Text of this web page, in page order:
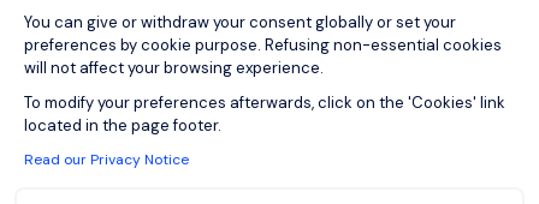
You can give or withdraw your consent globally or set your
preferences by cookie purpose. Refusing non-essential cookies
will not affect your browsing experience.
To modify your preferences afterwards, click on the 'Cookies' link
located in the page footer.
Read our Privacy Notice
Interim Chief Growth
Officer / E-Commerce